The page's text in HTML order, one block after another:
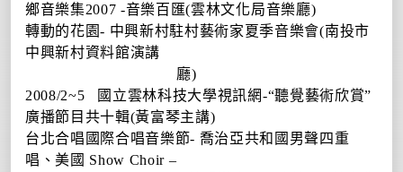
鄉音樂集2007 -音樂百匯(雲林文化局音樂廳)
轉動的花園- 中興新村駐村藝術家夏季音樂會(南投市
中興新村資料館演講
廳)
2008/2~5
國立雲林科技大學視訊網-“聽覺藝術欣賞”
廣播節目共十輯(黃富琴主講)
台北合唱國際合唱音樂節- 喬治亞共和國男聲四重
唱、美國 Show Choir –